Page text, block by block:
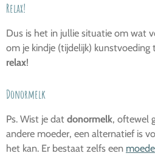
Relax!
Dus is het in jullie situatie om wat
om je kindje (tijdelijk) kunstvoeding
relax!
Donormelk
Ps. Wist je dat donormelk, oftewel
andere moeder, een alternatief is
het kan. Er bestaat zelfs een